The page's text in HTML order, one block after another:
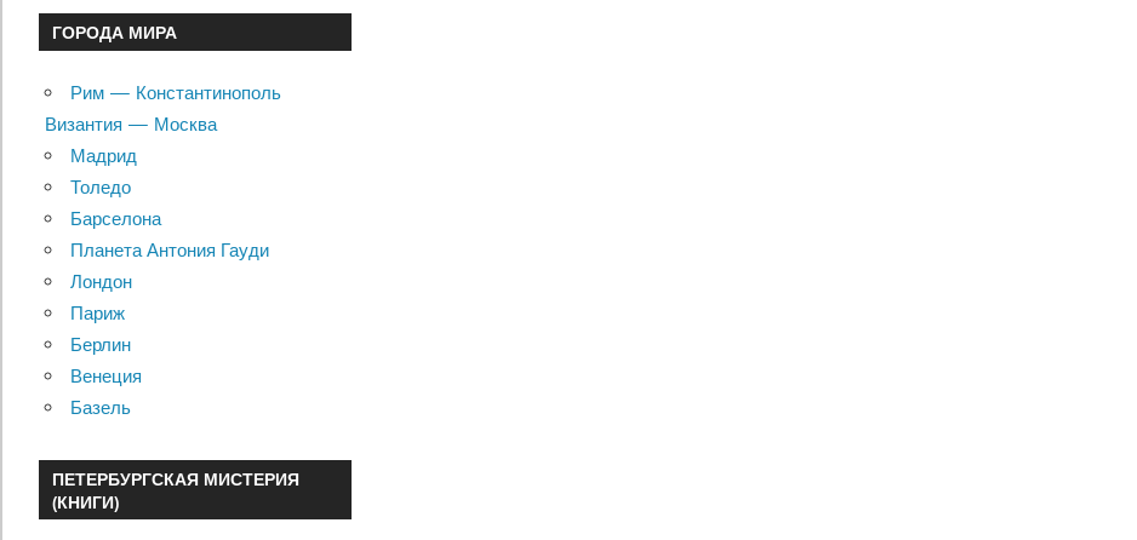
ГОРОДА МИРА
Рим — Константинополь
Византия — Москва
Мадрид
Толедо
Барселона
Планета Антония Гауди
Лондон
Париж
Берлин
Венеция
Базель
ПЕТЕРБУРГСКАЯ МИСТЕРИЯ
(КНИГИ)